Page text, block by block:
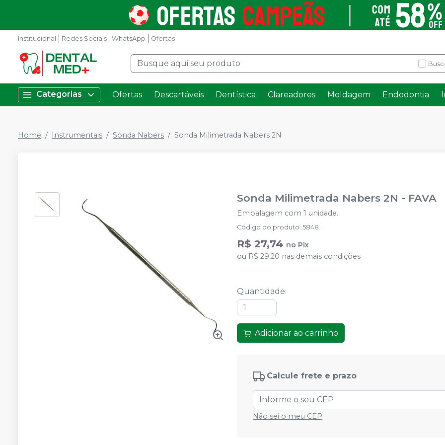
Institucional Redes Sociais WhatsApp Ofertas
Categorias Ofertas Descartáveis Dentística Clareadores Moldagem Endodontia
Home Instrumentais Sonda Nabers Sonda Milimetrada Nabers 2N
Sonda Milimetrada Nabers 2N - FAVA
Embalagem com 1 unidade.
Código do produto:5848
R$ 27,74 no Pix
ou R$ 29,20 nas demais condições
Quantidade:
Adicionar ao carrinho
Calcule frete e prazo
Não sei o meu CEP